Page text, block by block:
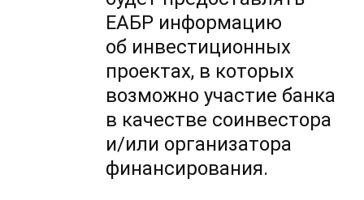
ЕАБР информацию
об инвестиционных
проектах, в которых
возможно участие банка
в качестве соинвестора
и/или организатора
финансирования.